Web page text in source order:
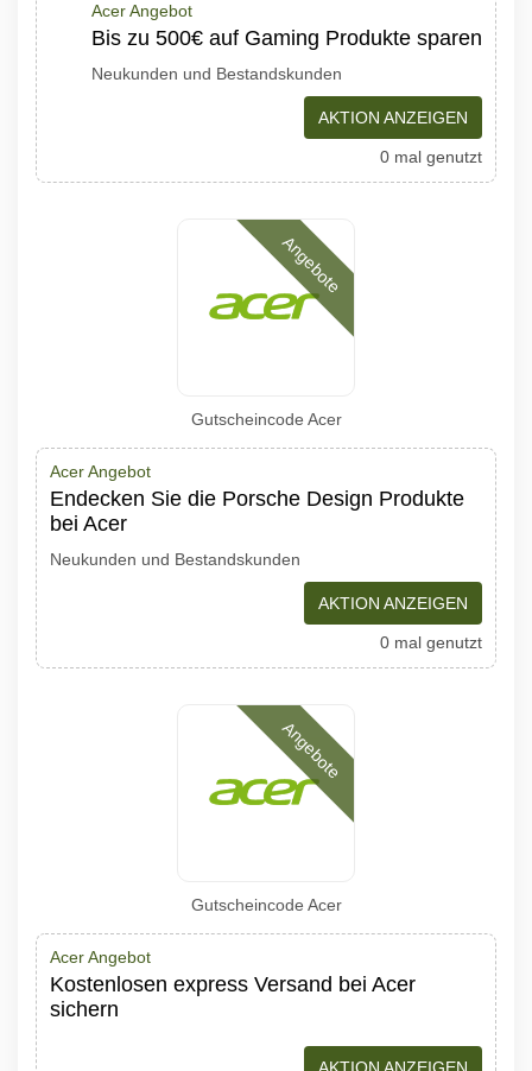
Acer Angebot
Bis zu 500€ auf Gaming Produkte sparen
Neukunden und Bestandskunden
AKTION ANZEIGEN
0 mal genutzt
Angebote
Gutscheincode Acer
Acer Angebot
Endecken Sie die Porsche Design Produkte
bei Acer
Neukunden und Bestandskunden
AKTION ANZEIGEN
0 mal genutzt
Angebote
Gutscheincode Acer
Acer Angebot
Kostenlosen express Versand bei Acer
sichern